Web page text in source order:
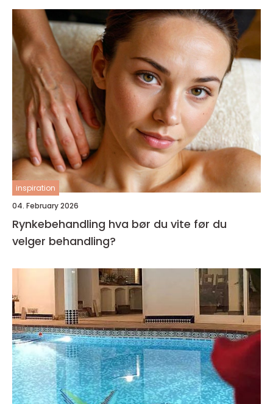
inspiration
04. February 2026
Rynkebehandling hva bør du vite før du
velger behandling?